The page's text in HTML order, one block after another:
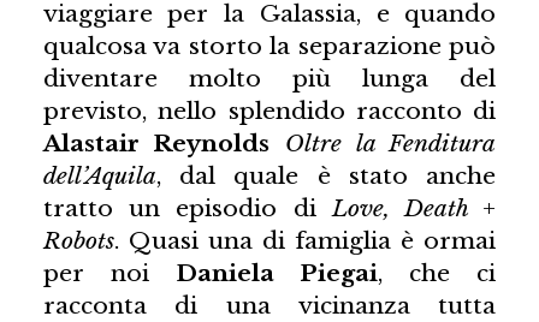
viaggiare per la Galassia, e quando
qualcosa va storto la separazione può
diventare molto più lunga del
previsto, nello splendido racconto di
Alastair Reynolds
Oltre la Fenditura
dell’Aquila, dal quale è stato anche
tratto un episodio diLove, Death +
Robots. Quasi una di famiglia è ormai
per noi Daniela Piegai, che ci
racconta di una vicinanza tutta